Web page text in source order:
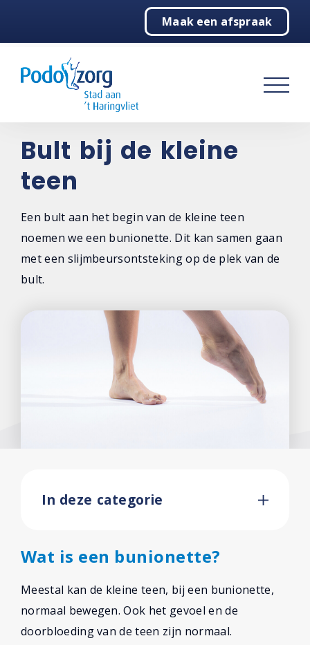
Maak een afspraak
Podologie
Behandelingen
Over ons
Contact
Bult bij de kleine
teen
Een bult aan het begin van de kleine teen
noemen we een bunionette. Dit kan samen gaan
met een slijmbeursontsteking op de plek van de
bult.
In deze categorie
Wat is een bunionette?
Meestal kan de kleine teen, bij een bunionette,
normaal bewegen. Ook het gevoel en de
doorbloeding van de teen zijn normaal.